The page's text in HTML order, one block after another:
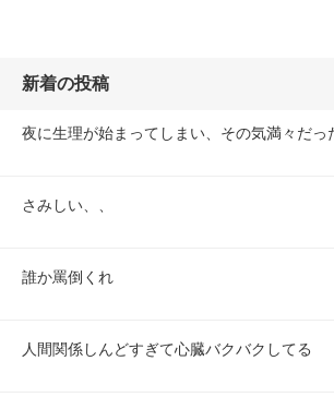
新着の投稿
夜に生理が始まってしまい、その気満々だ
さみしい、、
誰か罵倒くれ
人間関係しんどすぎて心臓バクバクしてる